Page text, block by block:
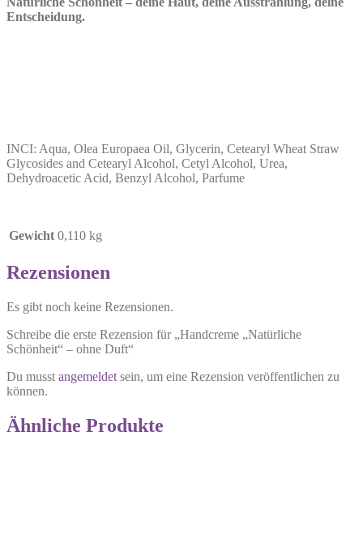
Entscheidung.
INCI: Aqua, Olea Europaea Oil, Glycerin, Cetearyl Wheat Straw
Glycosides and Cetearyl Alcohol, Cetyl Alcohol, Urea,
Dehydroacetic Acid, Benzyl Alcohol, Parfume
Gewicht 0,110 kg
Rezensionen
Es gibt noch keine Rezensionen.
Schreibe die erste Rezension für „Handcreme „Natürliche
Schönheit“ – ohne Duft“
Du musst angemeldet sein, um eine Rezension veröffentlichen zu
können.
Ähnliche Produkte